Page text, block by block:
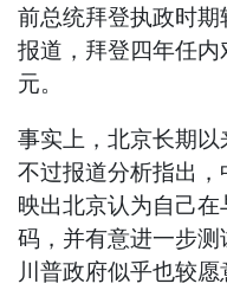
前总统拜登执政时
报道，拜登四年任
元。
事实上，北京长期以
不过报道分析指出
映出北京认为自己
码，并有意进一步
川普政府似乎也较